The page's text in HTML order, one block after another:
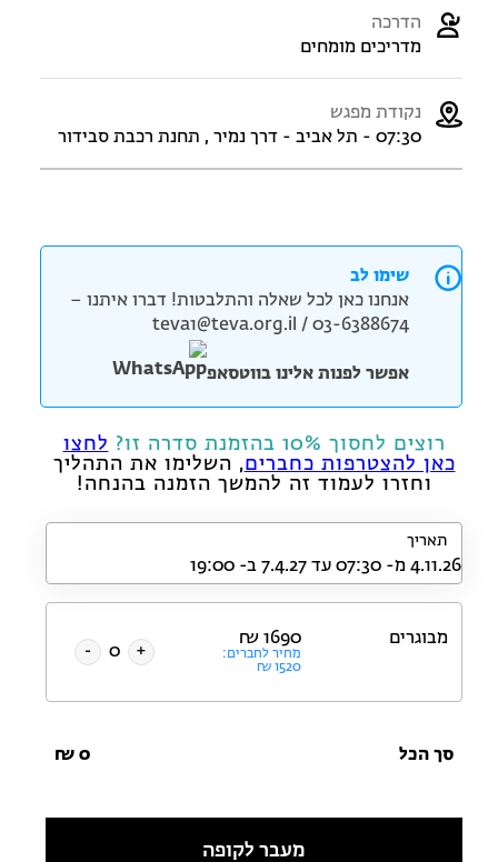
הדרכה
מדריכים מומחים
נקודת מפגש
07:30 - תל אביב - דרך נמיר , תחנת רכבת סבידור
שימו לב
אנחנו כאן לכל שאלה והתלבטות! דברו איתנו –
teva1@teva.org.il / 03-6388674
אפשר לפנות אלינו בווטסאפ
רוצים לחסוך 10% בהזמנת סדרה זו?
לחצו
כאן להצטרפות כחברים, השלימו את התהליך
וחזרו לעמוד זה להמשך הזמנה בהנחה!
תאריך
מבוגרים 1690
₪
מחיר לחברים:
1520
₪
+
-
סך הכל 0
₪
מעבר לקופה